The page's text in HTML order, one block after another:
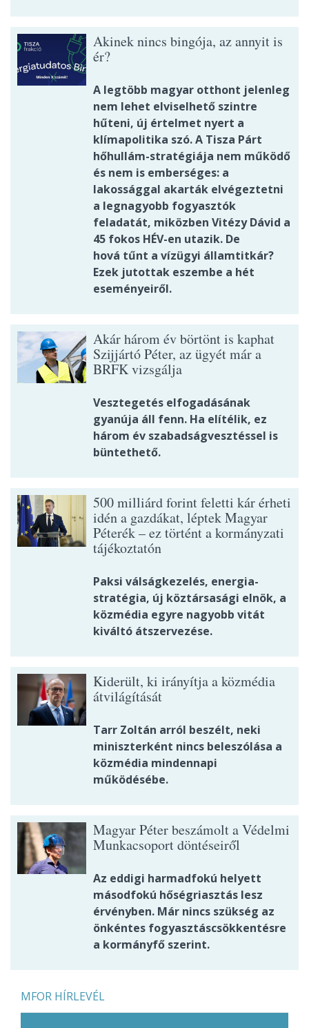
Akinek nincs bingója, az annyit is
ér?
A legtöbb magyar otthont jelenleg
nem lehet elviselhető szintre
hűteni, új értelmet nyert a
klímapolitika szó. A Tisza Párt
hőhullám-stratégiája nem működő
és nem is emberséges: a
lakossággal akarták elvégeztetni
a legnagyobb fogyasztók
feladatát, miközben Vitézy Dávid a
45 fokos HÉV-en utazik. De
hová tűnt a vízügyi államtitkár?
Ezek jutottak eszembe a hét
eseményeiről.
Akár három év börtönt is kaphat
Szijjártó Péter, az ügyét már a
BRFK vizsgálja
Vesztegetés elfogadásának
gyanúja áll fenn. Ha elítélik, ez
három év szabadságvesztéssel is
büntethető.
500 milliárd forint feletti kár érheti
idén a gazdákat, léptek Magyar
Péterék – ez történt a kormányzati
tájékoztatón
Paksi válságkezelés, energia-
stratégia, új köztársasági elnök, a
közmédia egyre nagyobb vitát
kiváltó átszervezése.
Kiderült, ki irányítja a közmédia
átvilágítását
Tarr Zoltán arról beszélt, neki
miniszterként nincs beleszólása a
közmédia mindennapi
működésébe.
Magyar Péter beszámolt a Védelmi
Munkacsoport döntéseiről
Az eddigi harmadfokú helyett
másodfokú hőségriasztás lesz
érvényben. Már nincs szükség az
önkéntes fogyasztáscsökkentésre
a kormányfő szerint.
MFOR HÍRLEVÉL